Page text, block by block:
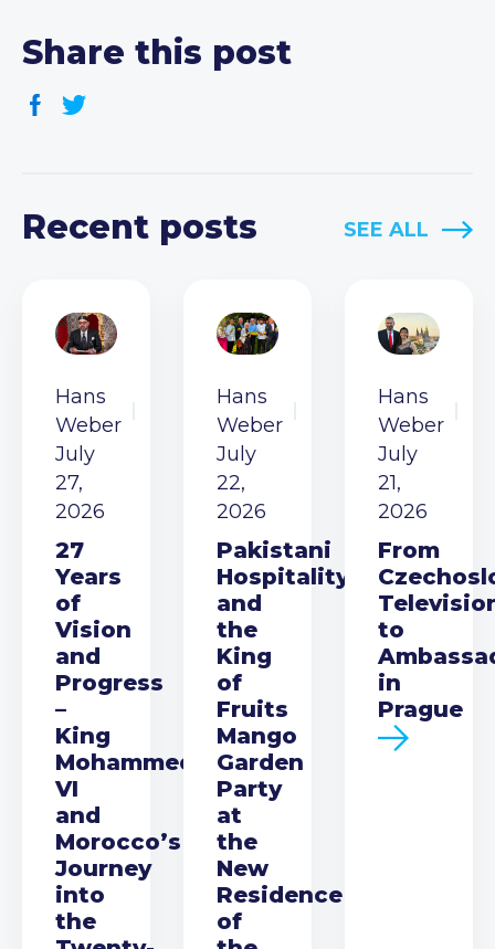
Share this post
Recent posts SEE ALL
Hans
Weber
July
27,
2026
27
Years
of
Vision
and
Progress
–
King
Mohammed
VI
and
Morocco’s
Journey
into
the
Hans
Weber
July
22,
2026
Pakistani
Hospitality
and
the
King
of
Fruits
Mango
Garden
Party
at
the
New
Residence
of
Hans
Weber
July
21,
2026
From
to
in
Prague